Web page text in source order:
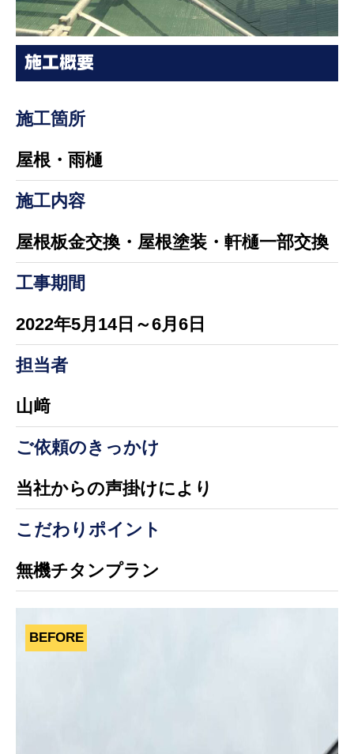
施工概要
施工箇所
屋根・雨樋
施工内容
屋根板金交換・屋根塗装・軒樋一部交換
工事期間
2022年5月14日～6月6日
担当者
山﨑
ご依頼のきっかけ
当社からの声掛けにより
こだわりポイント
無機チタンプラン